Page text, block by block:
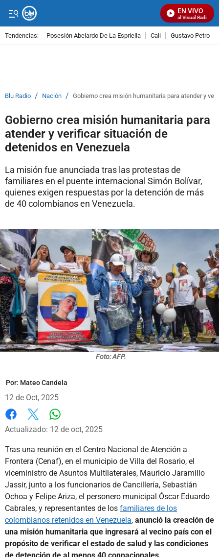
EN VIVO
Señal Visual Radio
Tendencias: Posesión Abelardo De La Espriella Cali Gustavo Petro
Blu Radio / Nación / Gobierno crea misión humanitaria para atender y
Gobierno crea misión humanitaria para
atender y verificar situación de
detenidos en Venezuela
La misión fue anunciada tras las protestas de
familiares en el puente internacional Simón Bolívar,
quienes exigen respuestas por la detención de más
de 40 colombianos en Venezuela.
Foto: AFP.
Por: Mateo Candela
12 de Oct, 2025
Facebook
X
Actualizado: 12 de oct, 2025
Tras una reunión en el Centro Nacional de Atención a
Frontera (Cenaf), en el municipio de Villa del Rosario, el
viceministro de Asuntos Multilaterales, Mauricio Jaramillo
Jassir, junto a los funcionarios de Cancillería, Sebastián
Ochoa y Felipe Ariza, el personero municipal Óscar Eduardo
Cabrales, y representantes de los familiares de los
colombianos retenidos en Venezuela, anunció la creación de
una misión humanitaria que ingresará al vecino país con el
propósito de verificar el estado de salud y las condiciones
de detención de al menos 40 connacionales.